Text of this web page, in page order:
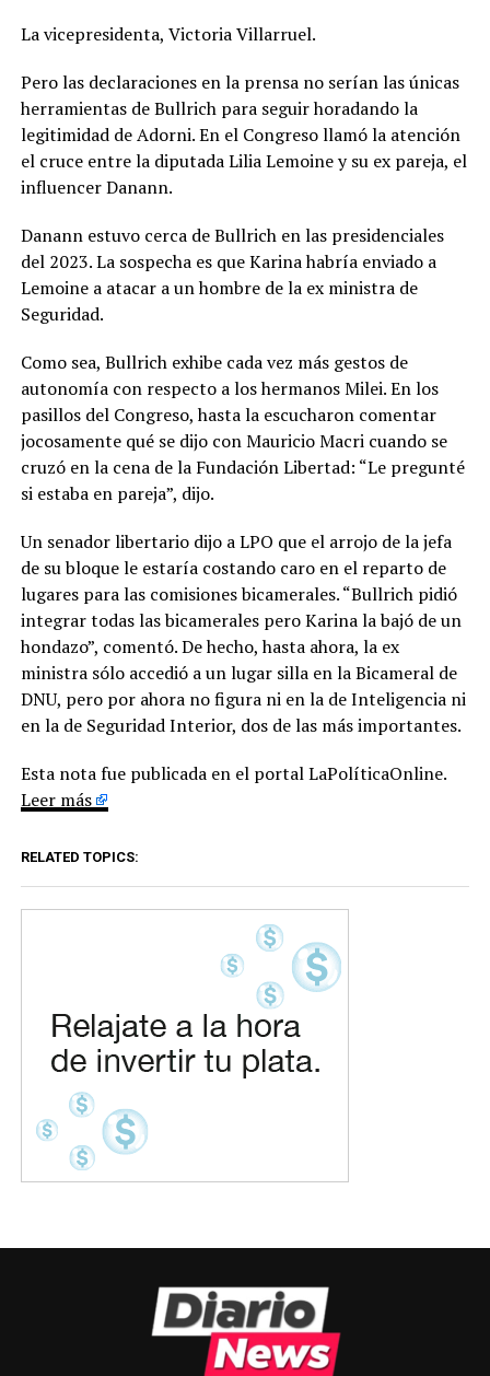
La vicepresidenta, Victoria Villarruel.
Pero las declaraciones en la prensa no serían las únicas
herramientas de Bullrich para seguir horadando la
legitimidad de Adorni. En el Congreso llamó la atención
el cruce entre la diputada Lilia Lemoine y su ex pareja, el
influencer Danann.
Danann estuvo cerca de Bullrich en las presidenciales
del 2023. La sospecha es que Karina habría enviado a
Lemoine a atacar a un hombre de la ex ministra de
Seguridad.
Como sea, Bullrich exhibe cada vez más gestos de
autonomía con respecto a los hermanos Milei. En los
pasillos del Congreso, hasta la escucharon comentar
jocosamente qué se dijo con Mauricio Macri cuando se
cruzó en la cena de la Fundación Libertad: “Le pregunté
si estaba en pareja”, dijo.
Un senador libertario dijo a LPO que el arrojo de la jefa
de su bloque le estaría costando caro en el reparto de
lugares para las comisiones bicamerales. “Bullrich pidió
integrar todas las bicamerales pero Karina la bajó de un
hondazo”, comentó. De hecho, hasta ahora, la ex
ministra sólo accedió a un lugar silla en la Bicameral de
DNU, pero por ahora no figura ni en la de Inteligencia ni
en la de Seguridad Interior, dos de las más importantes.
Esta nota fue publicada en el portal LaPolíticaOnline.
Leer más
RELATED TOPICS: